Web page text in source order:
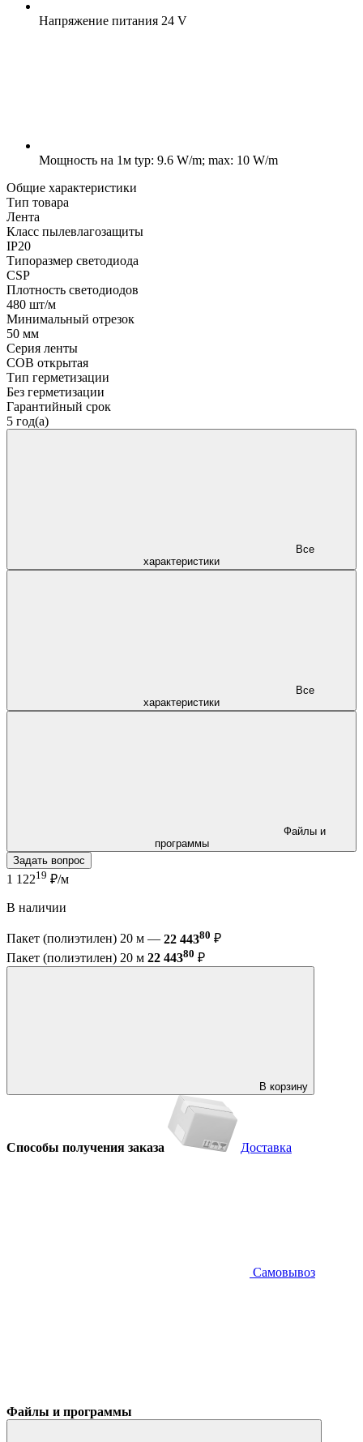
Напряжение питания 24 V
Мощность на 1м typ: 9.6 W/m; max: 10 W/m
Общие характеристики
Тип товара
Лента
Класс пылевлагозащиты
IP20
Типоразмер светодиода
CSP
Плотность светодиодов
480 шт/м
Минимальный отрезок
50 мм
Серия ленты
COB открытая
Тип герметизации
Без герметизации
Гарантийный срок
5 год(а)
характеристики
характеристики
программы
Задать вопрос
1 12219 ₽/м
В наличии
Пакет (полиэтилен) 20 м — 22 44380 ₽
Пакет (полиэтилен) 20 м 22 44380 ₽
В корзину
Способы получения заказа Доставка
Самовывоз
Файлы и программы